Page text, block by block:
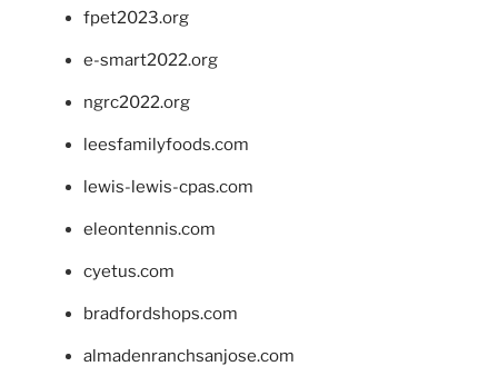
fpet2023.org
e-smart2022.org
ngrc2022.org
leesfamilyfoods.com
lewis-lewis-cpas.com
eleontennis.com
cyetus.com
bradfordshops.com
almadenranchsanjose.com